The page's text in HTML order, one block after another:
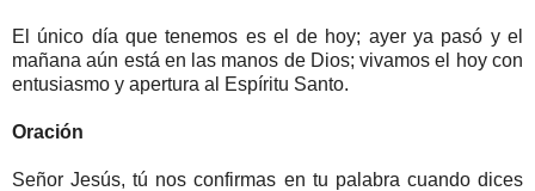
El único día que tenemos es el de hoy; ayer ya pasó y el
mañana aún está en las manos de Dios; vivamos el hoy con
entusiasmo y apertura al Espíritu Santo.
Oración
Señor Jesús, tú nos confirmas en tu palabra cuando dices